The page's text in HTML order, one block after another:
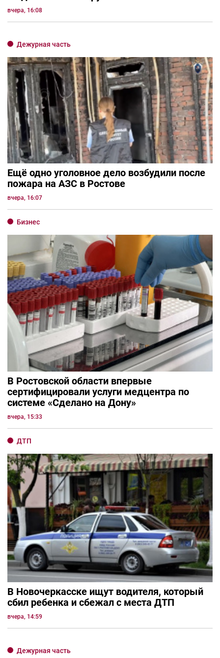
вчера, 16:08
Дежурная часть
Ещё одно уголовное дело возбудили после
пожара на АЗС в Ростове
вчера, 16:07
Бизнес
В Ростовской области впервые
сертифицировали услуги медцентра по
системе «Сделано на Дону»
вчера, 15:33
ДТП
В Новочеркасске ищут водителя, который
сбил ребенка и сбежал с места ДТП
вчера, 14:59
Дежурная часть